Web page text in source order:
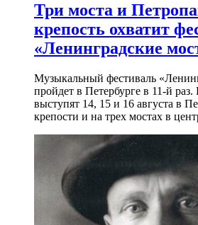
Три моста и
крепость охватит
«Ленинградские
Музыкальный фестиваль
пройдет в Петербурге в 11-й
выступят 14, 15 и 16 августа в
крепости и на трех мостах в